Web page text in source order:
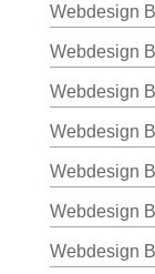
Webdesign
Webdesign
Webdesign
Webdesign
Webdesign
Webdesign
Webdesign